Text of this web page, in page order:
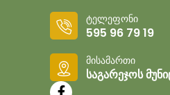
ტელეფონი
595 96 79 19
მისამართი
საგარეჯოს